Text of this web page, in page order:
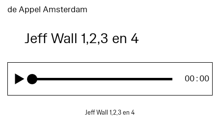
de Appel Amsterdam
Jeff Wall 1,2,3 en 4
00:00
Jeff Wall 1,2,3 en 4